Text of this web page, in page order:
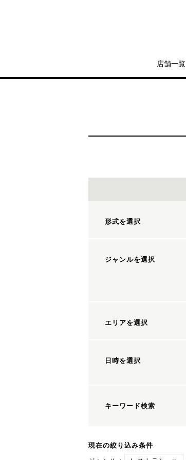
店舗一覧
形式を選択
ジャンルを選択
エリアを選択
日時を選択
キーワード検索
現在の絞り込み条件